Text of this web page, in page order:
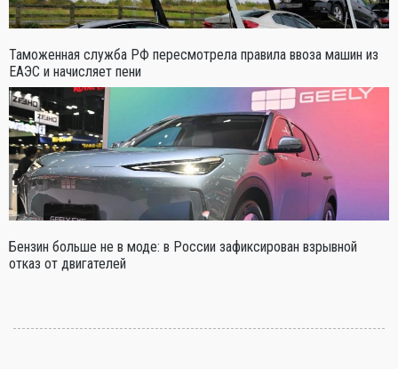
Таможенная служба РФ пересмотрела правила ввоза машин из
ЕАЭС и начисляет пени
Бензин больше не в моде: в России зафиксирован взрывной
отказ от двигателей